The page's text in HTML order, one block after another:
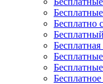
Бесплатно